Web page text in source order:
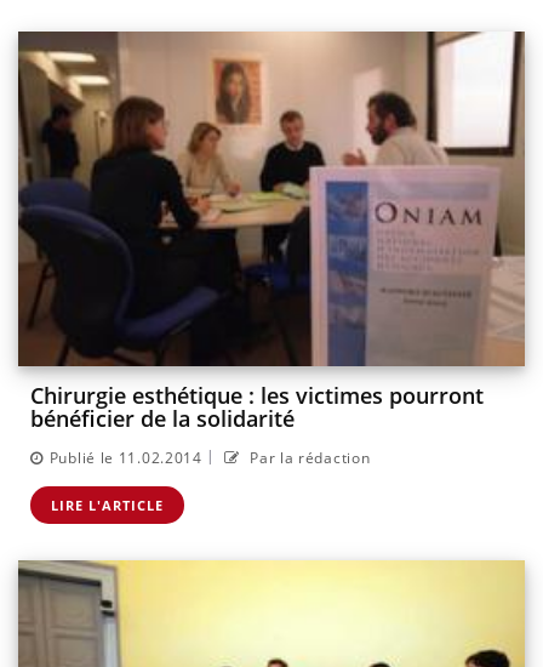
Chirurgie esthétique : les victimes pourront
bénéficier de la solidarité
Publié le 11.02.2014 | Par la rédaction
LIRE L'ARTICLE